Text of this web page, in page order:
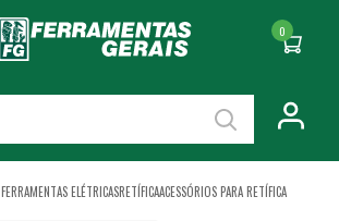
0
FERRAMENTAS ELÉTRICASRETÍFICAACESSÓRIOS PARA RETÍFICA